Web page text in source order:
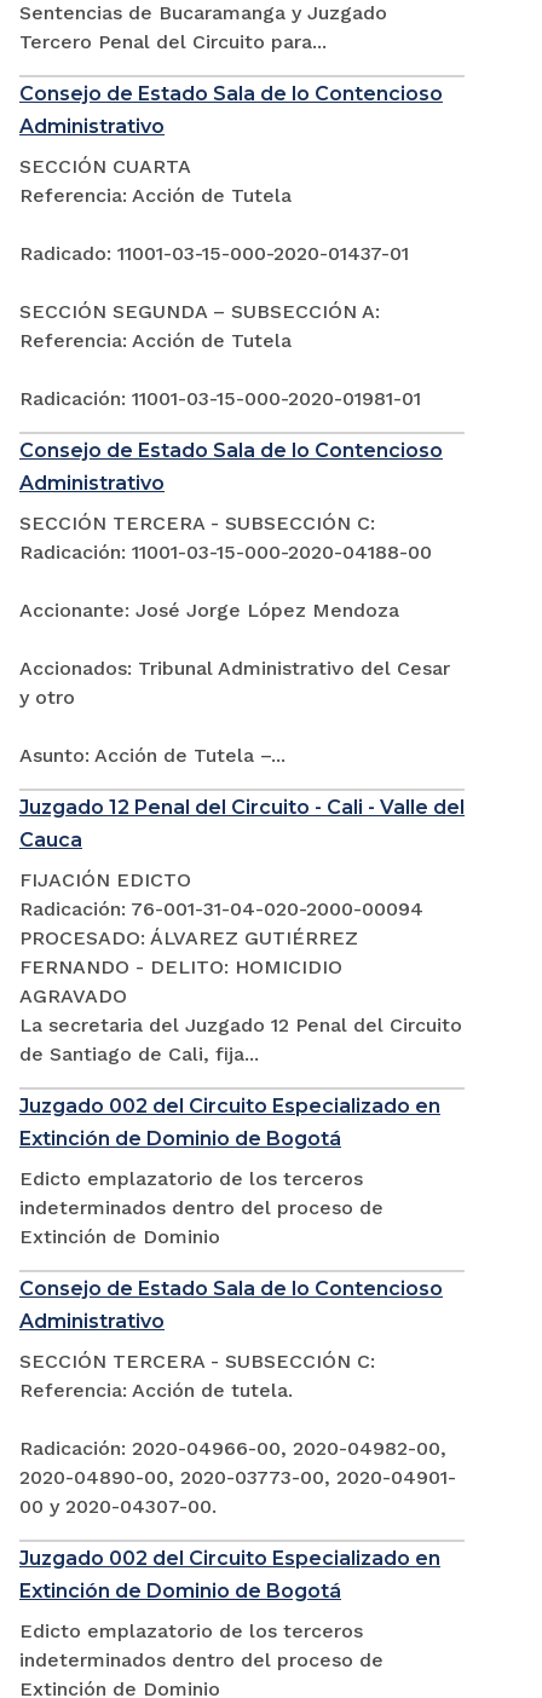
Sentencias de Bucaramanga y Juzgado
Tercero Penal del Circuito para...
Consejo de Estado Sala de lo Contencioso
Administrativo
SECCIÓN CUARTA
Referencia: Acción de Tutela
Radicado: 11001-03-15-000-2020-01437-01
SECCIÓN SEGUNDA – SUBSECCIÓN A:
Referencia: Acción de Tutela
Radicación: 11001-03-15-000-2020-01981-01
Consejo de Estado Sala de lo Contencioso
Administrativo
SECCIÓN TERCERA - SUBSECCIÓN C:
Radicación: 11001-03-15-000-2020-04188-00
Accionante: José Jorge López Mendoza
Accionados: Tribunal Administrativo del Cesar
y otro
Asunto: Acción de Tutela –...
Juzgado 12 Penal del Circuito - Cali - Valle del
Cauca
FIJACIÓN EDICTO
Radicación: 76-001-31-04-020-2000-00094
PROCESADO: ÁLVAREZ GUTIÉRREZ
FERNANDO - DELITO: HOMICIDIO
AGRAVADO
La secretaria del Juzgado 12 Penal del Circuito
de Santiago de Cali, fija...
Juzgado 002 del Circuito Especializado en
Extinción de Dominio de Bogotá
Edicto emplazatorio de los terceros
indeterminados dentro del proceso de
Extinción de Dominio
Consejo de Estado Sala de lo Contencioso
Administrativo
SECCIÓN TERCERA - SUBSECCIÓN C:
Referencia: Acción de tutela.
Radicación: 2020-04966-00, 2020-04982-00,
2020-04890-00, 2020-03773-00, 2020-04901-
00 y 2020-04307-00.
Juzgado 002 del Circuito Especializado en
Extinción de Dominio de Bogotá
Edicto emplazatorio de los terceros
indeterminados dentro del proceso de
Extinción de Dominio